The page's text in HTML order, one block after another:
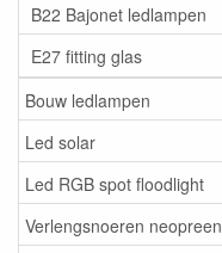
B22 Bajonet ledlampen
E27 fitting glas
Bouw ledlampen
Led solar
Led RGB spot floodlight
Verlengsnoeren neopreen